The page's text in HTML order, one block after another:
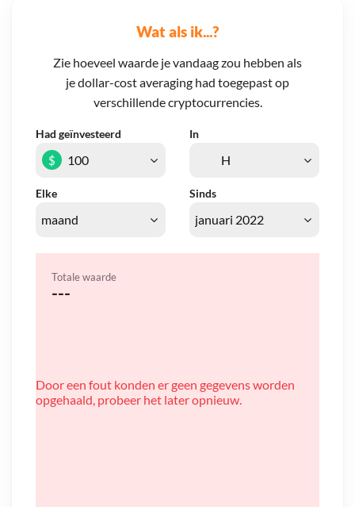
Wat als ik...?
Zie hoeveel waarde je vandaag zou hebben als
je dollar-cost averaging had toegepast op
verschillende cryptocurrencies.
Had geïnvesteerd In
Elke Sinds
$
Totale waarde
---
Door een fout konden er geen gegevens worden
opgehaald, probeer het later opnieuw.